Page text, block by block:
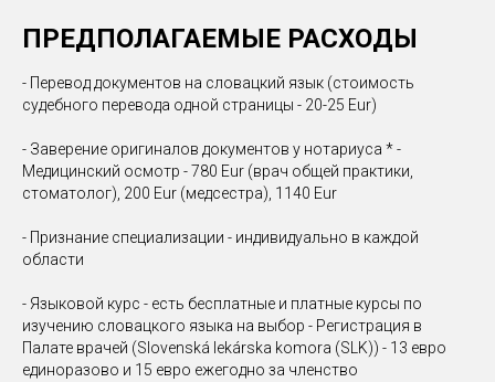
ПРЕДПОЛАГАЕМЫЕ РАСХОДЫ
- Перевод документов на словацкий язык (стоимость
судебного перевода одной страницы - 20-25 Eur)
- Заверение оригиналов документов у нотариуса * -
Медицинский осмотр - 780 Eur (врач общей практики,
стоматолог), 200 Eur (медсестра), 1140 Eur
- Признание специализации - индивидуально в каждой
области
- Языковой курс - есть бесплатные и платные курсы по
изучению словацкого языка на выбор - Регистрация в
Палате врачей (Slovenská lekárska komora (SLK)) - 13 евро
единоразово и 15 евро ежегодно за членство